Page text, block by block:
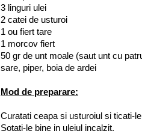
3 linguri ulei
2 catei de usturoi
1 ou fiert tare
1 morcov fiert
50 gr de unt moale (saut unt cu
sare, piper, boia de ardei
Mod de preparare:
Curatati ceapa si usturoiul si ticati-
Sotati-le bine in uleiul incalzit.